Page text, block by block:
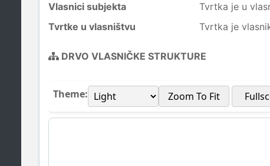
Vlasnici subjekta
Tvrtka je u
Tvrtke u vlasništvu
Tvrtka je
DRVO VLASNIČKE STRUKTURE
Theme: Zoom To Fit